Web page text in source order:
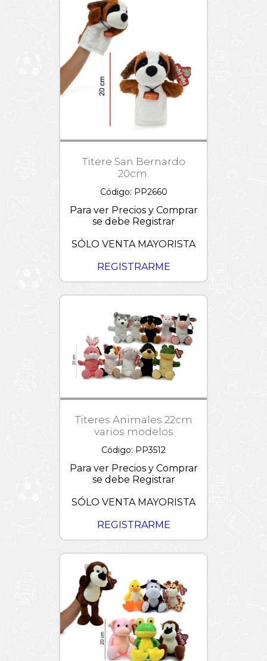
Titere San Bernardo
20cm.
Código: PP2660
Para ver Precios y Comprar
se debe Registrar
SÓLO VENTA MAYORISTA
REGISTRARME
Titeres Animales 22cm
varios modelos
Código: PP3512
Para ver Precios y Comprar
se debe Registrar
SÓLO VENTA MAYORISTA
REGISTRARME